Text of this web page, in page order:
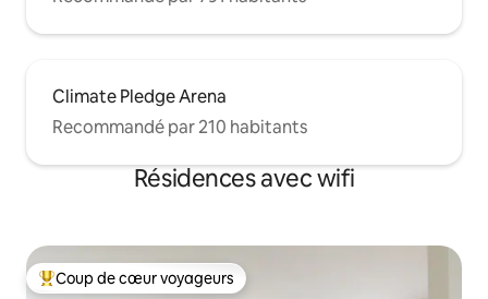
Climate Pledge Arena
Recommandé par 210 habitants
Résidences avec wifi
Coups de cœur voyageurs les plus appréciés
Coup de cœur voyageurs